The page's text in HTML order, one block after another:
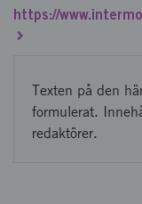
https://
Texten på den
formulerat.
redaktörer.